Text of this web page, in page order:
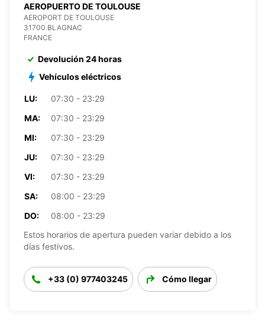
AEROPUERTO DE TOULOUSE
AEROPORT DE TOULOUSE
31700 BLAGNAC
FRANCE
Devolución 24 horas
Vehículos eléctricos
LU:
07:30 - 23:29
MA:
07:30 - 23:29
MI:
07:30 - 23:29
JU:
07:30 - 23:29
VI:
07:30 - 23:29
SA:
08:00 - 23:29
DO:
08:00 - 23:29
Estos horarios de apertura pueden variar debido a los
días festivos.
+33 (0) 977403245 Cómo llegar